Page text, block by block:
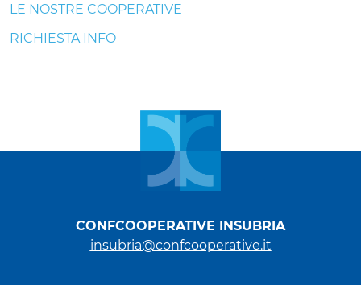
LE NOSTRE COOPERATIVE
RICHIESTA INFO
CONFCOOPERATIVE INSUBRIA
insubria@confcooperative.it